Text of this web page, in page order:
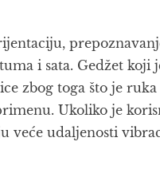
i sata. Gedžet koji
zbog toga što je
Ukoliko je
veće udaljenosti